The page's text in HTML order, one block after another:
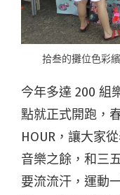
拾叁的攤位色彩
今年多達 200 組
點就正式開跑，
HOUR，讓大家
音樂之餘，和三
要流流汗，運動